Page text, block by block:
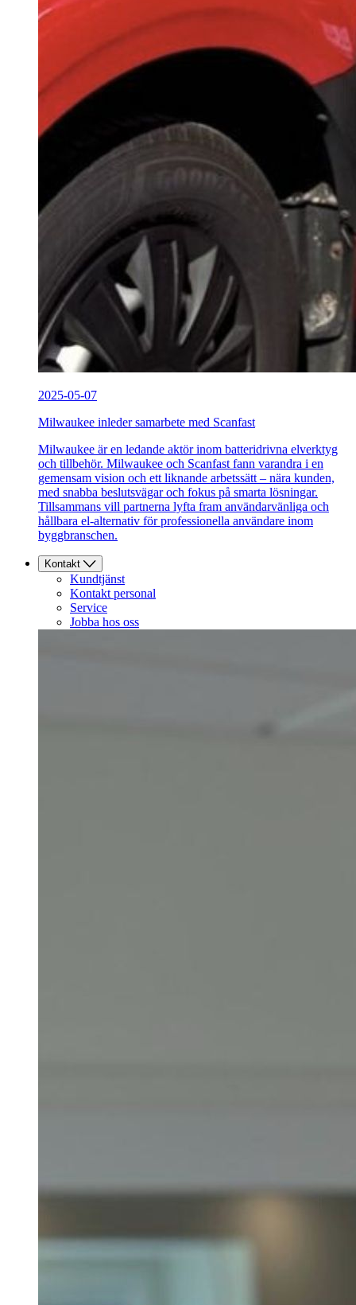
2025-05-07
Milwaukee inleder samarbete med Scanfast
Milwaukee är en ledande aktör inom batteridrivna elverktyg
och tillbehör. Milwaukee och Scanfast fann varandra i en
gemensam vision och ett liknande arbetssätt – nära kunden,
med snabba beslutsvägar och fokus på smarta lösningar.
Tillsammans vill partnerna lyfta fram användarvänliga och
hållbara el-alternativ för professionella användare inom
byggbranschen.
Kontakt
Kundtjänst
Kontakt personal
Service
Jobba hos oss